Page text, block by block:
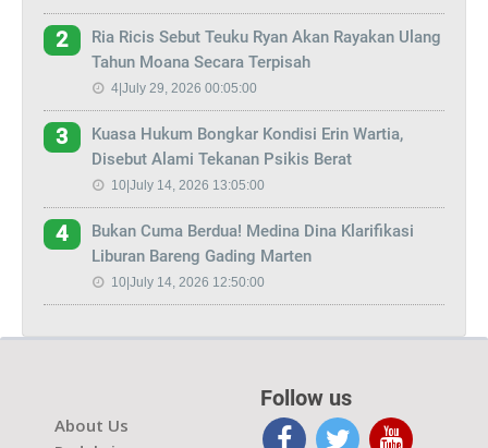
2
Ria Ricis Sebut Teuku Ryan Akan Rayakan Ulang
Tahun Moana Secara Terpisah
4|July 29, 2026 00:05:00
3
Kuasa Hukum Bongkar Kondisi Erin Wartia,
Disebut Alami Tekanan Psikis Berat
10|July 14, 2026 13:05:00
4
Bukan Cuma Berdua! Medina Dina Klarifikasi
Liburan Bareng Gading Marten
10|July 14, 2026 12:50:00
About Us
Follow us